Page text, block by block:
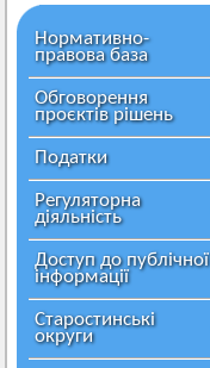
Нормативно-
правова база
Обговорення
проєктів рішень
Податки
Регуляторна
діяльність
Доступ до публічної
інформації
Старостинські
округи